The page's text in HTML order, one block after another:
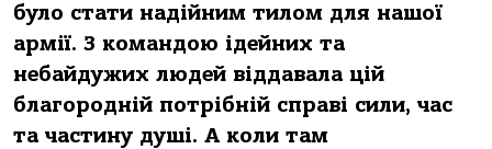
було стати надійним тилом для нашої
армії. З командою ідейних та
небайдужих людей віддавала цій
благородній потрібній справі сили, час
та частину душі. А коли там